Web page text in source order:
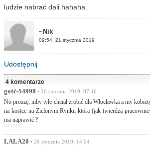
ludzie nabrać dali hahaha.
~Nik
09:54, 21 stycznia 2019
Udostępnij
4 komentarze
gość-54998 • 26 stycznia 2019, 07:46
No proszę, niby tyle chciał zrobić dla Włocławka a my
na kostce na Zielonym Rynku którą (jak twierdzą
ma naprawić ?
ID:78182
LALA20 • 26 stycznia 2019, 14:04